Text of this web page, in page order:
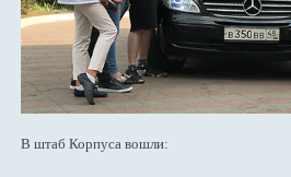
В штаб Корпуса вошли: